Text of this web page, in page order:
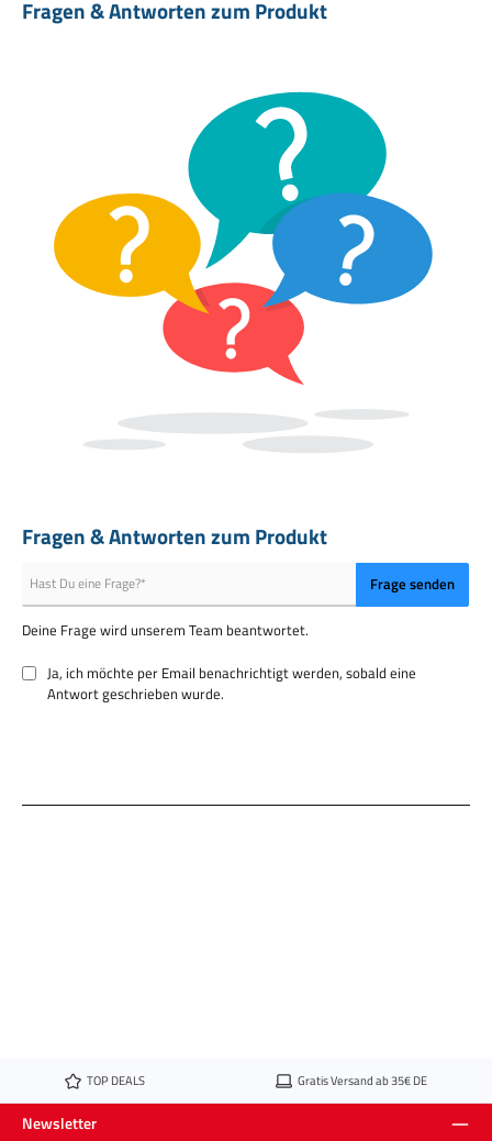
Fragen & Antworten zum Produkt
Fragen & Antworten zum Produkt
Frage senden
Deine Frage wird unserem Team beantwortet.
Ja, ich möchte per Email benachrichtigt werden, sobald eine
Antwort geschrieben wurde.
TOP DEALS Gratis Versand ab 35€ DE
Newsletter